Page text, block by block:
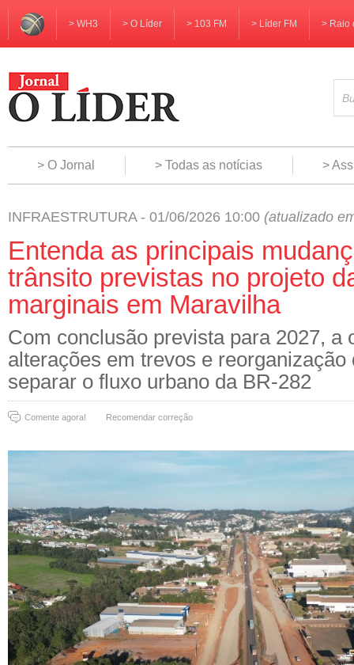
> WH3 > O Líder > 103 FM > Líder FM > Raio
> O Jornal > Todas as notícias >
INFRAESTRUTURA - 01/06/2026 10:00 (atualizado
Entenda as principais
trânsito previstas no projeto
marginais em Maravilha
Com conclusão prevista para 2027, a
alterações em trevos e reorganização
separar o fluxo urbano da BR-282
Comente agora! Recomendar correção